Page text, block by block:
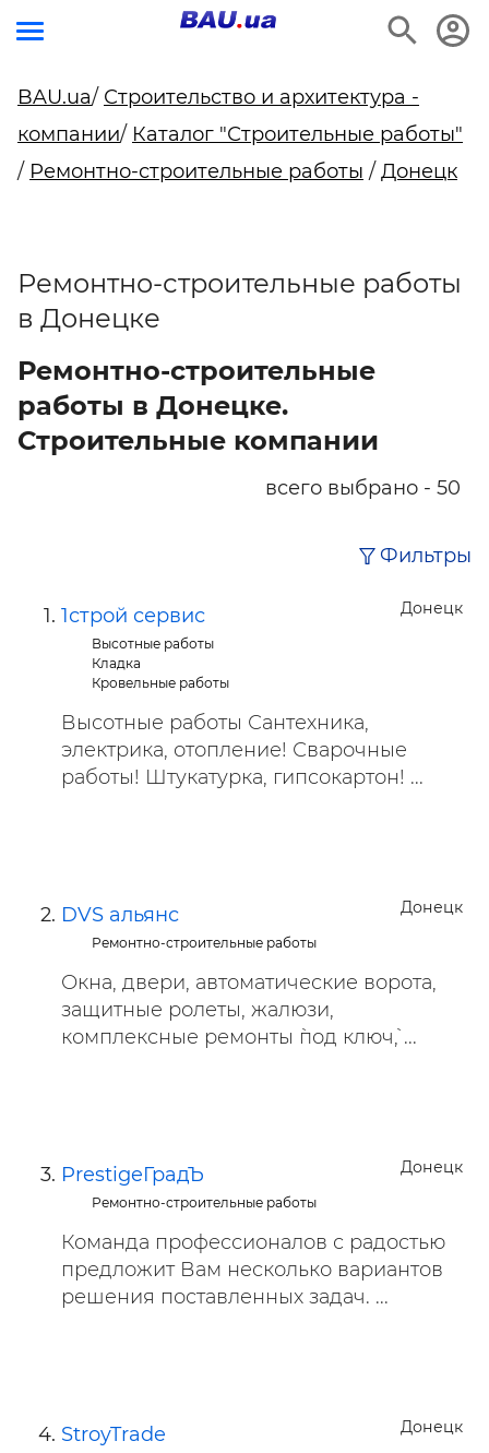
BAU.ua/ Строительство и архитектура -
компании/ Каталог "Строительные работы"
/ Ремонтно-строительные работы / Донецк
Ремонтно-строительные работы
в Донецке
Ремонтно-строительные
работы в Донецке.
Строительные компании
всего выбрано - 50
Фильтры
Донецк
1строй сервис
Высотные работы
Кладка
Кровельные работы
Высотные работы Сантехника,
электрика, отопление! Сварочные
работы! Штукатурка, гипсокартон! ...
Донецк
DVS альянс
Ремонтно-строительные работы
Окна, двери, автоматические ворота,
защитные ролеты, жалюзи,
комплексные ремонты `под ключ`, ...
Донецк
PrestigeГрадЪ
Ремонтно-строительные работы
Команда профессионалов с радостью
предложит Вам несколько вариантов
решения поставленных задач. ...
Донецк
StroyTrade